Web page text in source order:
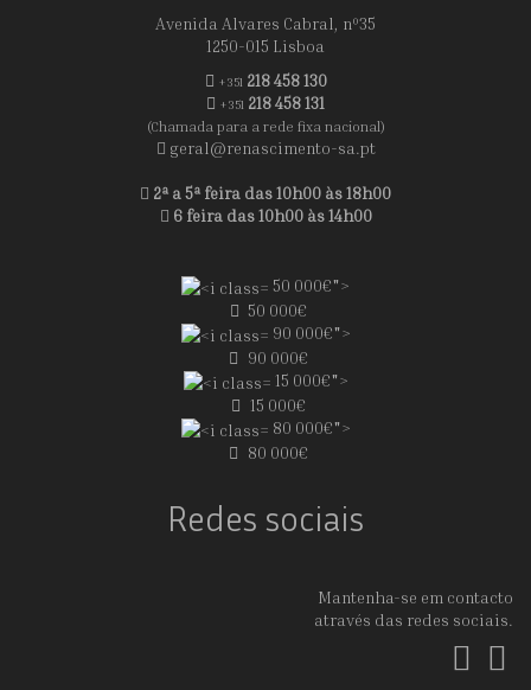
Avenida Alvares Cabral, nº35
1250-015 Lisboa
+351 218 458 130
+351 218 458 131
(Chamada para a rede fixa nacional)
geral@renascimento-sa.pt
2ª a 5ª feira das 10h00 às 18h00
6 feira das 10h00 às 14h00
50 000€">
50 000€
90 000€">
90 000€
15 000€">
15 000€
80 000€">
80 000€
Redes sociais
Mantenha-se em contacto
através das redes sociais.